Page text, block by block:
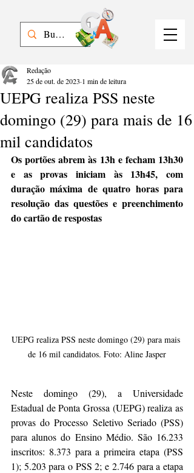
UEPG realiza PSS neste
domingo (29) para mais de 16
mil candidatos
Redação
25 de out. de 2023 1 min de leitura
Os portões abrem às 13h e fecham 13h30
e as provas iniciam às 13h45, com
duração máxima de quatro horas para
resolução das questões e preenchimento
do cartão de respostas
UEPG realiza PSS neste domingo (29) para mais
de 16 mil candidatos. Foto: Aline Jasper
Neste domingo (29), a Universidade
Estadual de Ponta Grossa (UEPG) realiza as
provas do Processo Seletivo Seriado (PSS)
para alunos do Ensino Médio. São 16.233
inscritos: 8.373 para a primeira etapa (PSS
1); 5.203 para o PSS 2; e 2.746 para a etapa